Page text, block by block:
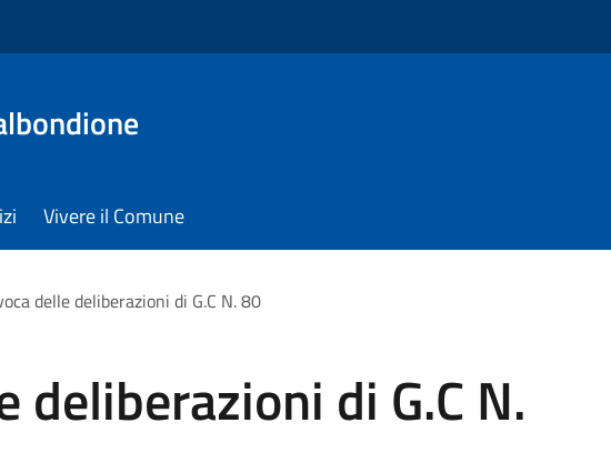
Vivere il Comune
delle deliberazioni di G.C N. 80
deliberazioni di G.C N.